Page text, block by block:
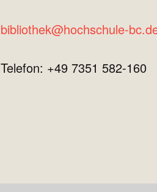
bibliothek@hochschule-
Telefon: +49 7351 582-160